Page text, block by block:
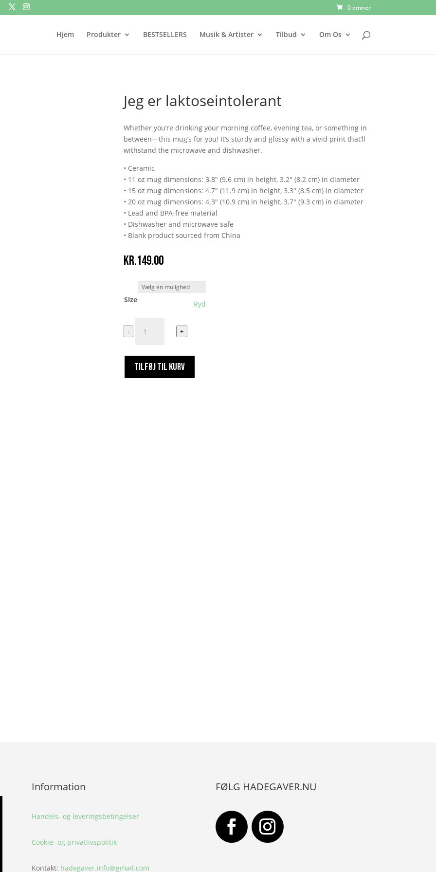
0 emner
Hjem Produkter BESTSELLERS Musik & Artister Tilbud Om Os
Jeg er laktoseintolerant
Whether you’re drinking your morning coffee, evening tea, or something in
between—this mug’s for you! It’s sturdy and glossy with a vivid print that’ll
withstand the microwave and dishwasher.
• Ceramic
• 11 oz mug dimensions: 3.8″ (9.6 cm) in height, 3.2″ (8.2 cm) in diameter
• 15 oz mug dimensions: 4.7″ (11.9 cm) in height, 3.3″ (8.5 cm) in diameter
• 20 oz mug dimensions: 4.3″ (10.9 cm) in height, 3.7″ (9.3 cm) in diameter
• Lead and BPA-free material
• Dishwasher and microwave safe
• Blank product sourced from China
kr.149.00
Size Ryd
Jeg
er
antal
- +
TILFØJ TIL KURV
Information
Handels- og leveringsbetingelser
Cookie- og privatlivspolitik
Kontakt: hadegaver.info@gmail.com
FØLG HADEGAVER.NU